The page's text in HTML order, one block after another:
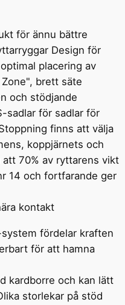
för ännu bättre
Design för
placering av
brett säte
och stödjande
sadlar för sadlar för
finns att välja
koppjärnets och
70% av ryttarens vikt
14 och fortfarande ger
kontakt
fördelar kraften
för att hamna
kardborre och kan lätt
storlekar på stöd